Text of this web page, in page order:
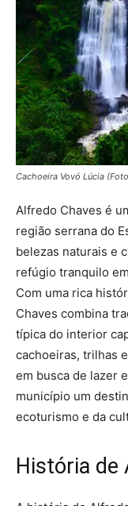
Cachoeira Vovó Lúcia
Alfredo Chaves é
região serrana do
belezas naturais e
refúgio tranquilo
Com uma rica
Chaves combina
típica do interior
cachoeiras, trilhas
em busca de lazer
município um
ecoturismo e da
História de